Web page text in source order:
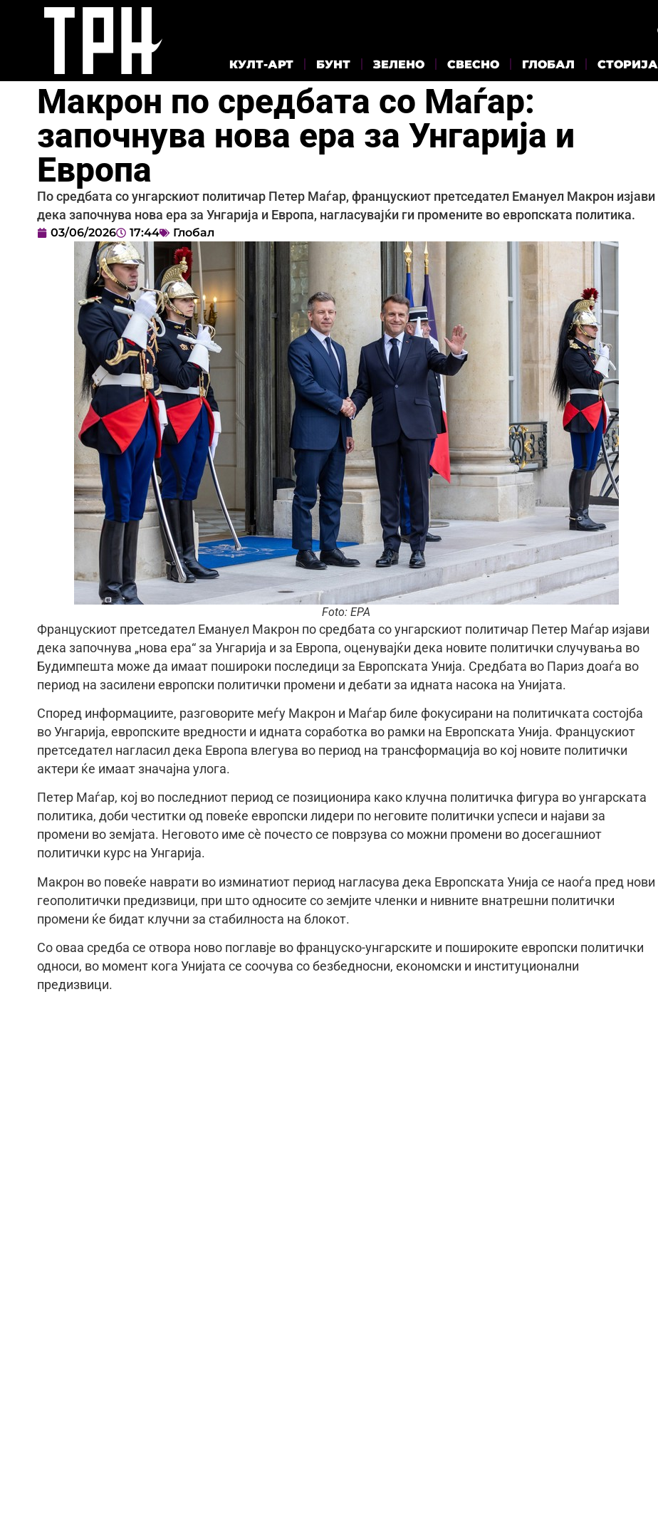
КУЛТ-АРТ БУНТ ЗЕЛЕНО СВЕСНО ГЛОБАЛ СТОРИЈА
Макрон по средбата со Мaѓар:
започнува нова ера за Унгарија и
Европа
По средбата со унгарскиот политичар Петер Мaѓар, францускиот претседател Емануел Макрон изјави
дека започнува нова ера за Унгарија и Европа, нагласувајќи ги промените во европската политика.
03/06/2026 17:44 Глобал
Foto: EPA
Францускиот претседател Емануел Макрон по средбата со унгарскиот политичар Петер Мaѓар изјави
дека започнува „нова ера“ за Унгарија и за Европа, оценувајќи дека новите политички случувања во
Будимпешта може да имаат пошироки последици за Европската Унија. Средбата во Париз доаѓа во
период на засилени европски политички промени и дебати за идната насока на Унијата.
Според информациите, разговорите меѓу Макрон и Мaѓар биле фокусирани на политичката состојба
во Унгарија, европските вредности и идната соработка во рамки на Европската Унија. Францускиот
претседател нагласил дека Европа влегува во период на трансформација во кој новите политички
актери ќе имаат значајна улога.
Петер Мaѓар, кој во последниот период се позиционира како клучна политичка фигура во унгарската
политика, доби честитки од повеќе европски лидери по неговите политички успеси и најави за
промени во земјата. Неговото име сè почесто се поврзува со можни промени во досегашниот
политички курс на Унгарија.
Макрон во повеќе наврати во изминатиот период нагласува дека Европската Унија се наоѓа пред нови
геополитички предизвици, при што односите со земјите членки и нивните внатрешни политички
промени ќе бидат клучни за стабилноста на блокот.
Со оваа средба се отвора ново поглавје во француско-унгарските и пошироките европски политички
односи, во момент кога Унијата се соочува со безбедносни, економски и институционални
предизвици.